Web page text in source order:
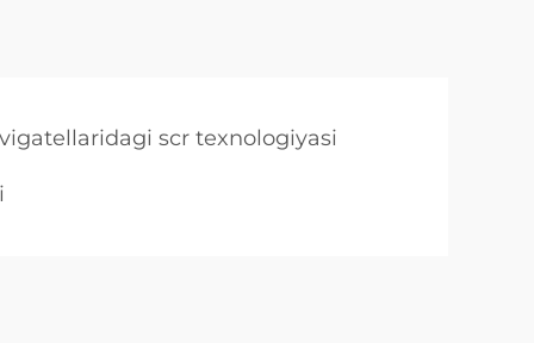
scr texnologiyasi